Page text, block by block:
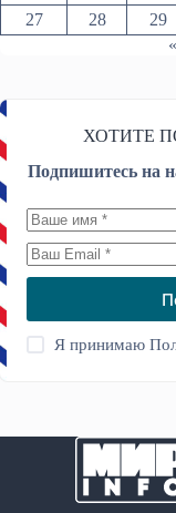
27
28 29
ХОТИТЕ
Подпишитесь на
Я принимаю